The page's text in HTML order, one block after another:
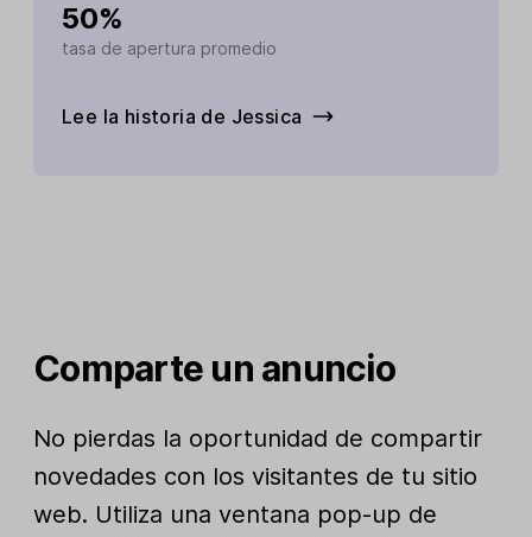
50%
tasa de apertura promedio
Lee la historia de Jessica
Comparte un anuncio
No pierdas la oportunidad de compartir
novedades con los visitantes de tu sitio
web. Utiliza una ventana pop-up de